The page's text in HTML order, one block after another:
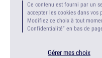
Ce contenu est fourni par un
accepter les cookies dans
Modifiez ce choix à tout
Confidentialité" en bas de
Gérer mes choix